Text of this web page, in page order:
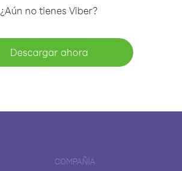
¿Aún no tienes Viber?
Descargar ahora
COMPAÑÍA